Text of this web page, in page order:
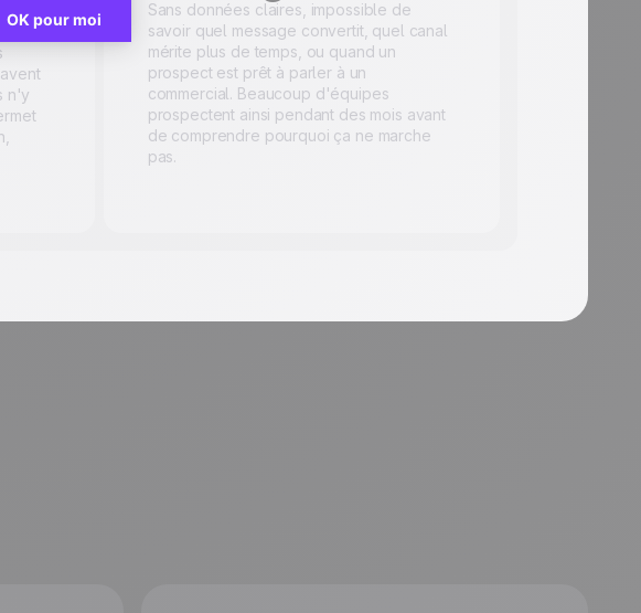
n'y
Sans données claires, impossible de
savoir quel message convertit, quel canal
mérite plus de temps, ou quand un
prospect est prêt à parler à un
commercial. Beaucoup d'équipes
prospectent ainsi pendant des mois avant
de comprendre pourquoi ça ne marche
pas.